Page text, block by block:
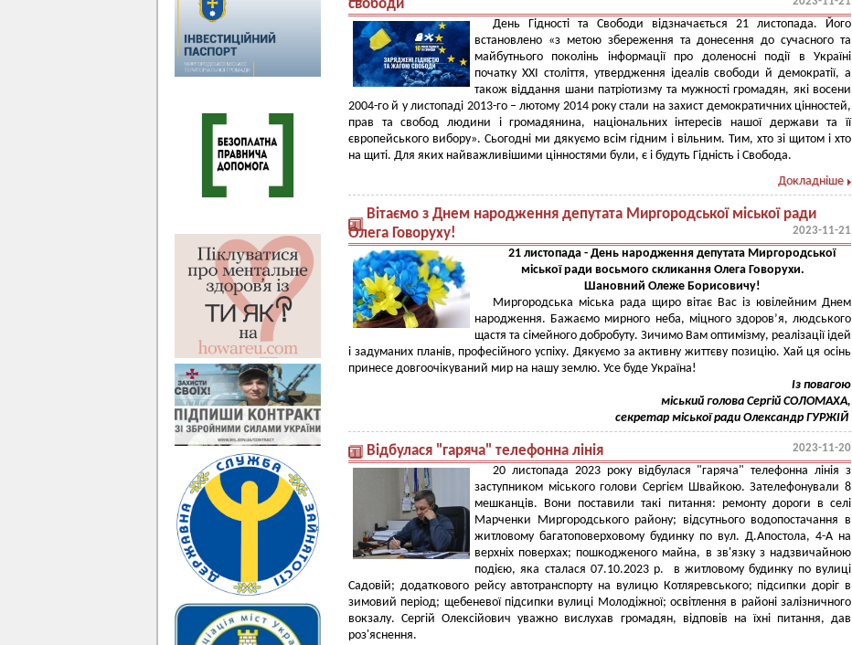
свободи
День Гідності та Свободи відзначається 21 листопада. Його
встановлено «з метою збереження та донесення до сучасного та
майбутнього поколінь інформації про доленосні події в Україні
початку ХХІ століття, утвердження ідеалів свободи й демократії, а
також віддання шани патріотизму та мужності громадян, які восени
2004-го й у листопаді 2013-го – лютому 2014 року стали на захист демократичних цінностей,
прав та свобод людини і громадянина, національних інтересів нашої держави та її
європейського вибору». Сьогодні ми дякуємо всім гідним і вільним. Тим, хто зі щитом і хто
на щиті. Для яких найважливішими цінностями були, є і будуть Гідність і Свобода.
Докладніше
Вітаємо з Днем народження депутата Миргородської міської ради
Олега Говоруху!
2023-11-21
21 листопада - День народження депутата Миргородської
міської ради восьмого скликання Олега Говорухи.
Шановний Олеже Борисовичу!
Миргородська міська рада щиро вітає Вас із ювілейним Днем
народження. Бажаємо мирного неба, міцного здоров’я, людського
щастя та сімейного добробуту. Зичимо Вам оптимізму, реалізації ідей
і задуманих планів, професійного успіху. Дякуємо за активну життєву позицію. Хай ця осінь
принесе довгоочікуваний мир на нашу землю. Усе буде Україна!
Із повагою
міський голова Сергій СОЛОМАХА,
секретар міської ради Олександр ГУРЖІЙ
Відбулася "гаряча" телефонна лінія 2023-11-20
20 листопада 2023 року відбулася "гаряча" телефонна лінія з
заступником міського голови Сергієм Швайкою. Зателефонували 8
мешканців. Вони поставили такі питання: ремонту дороги в селі
Марченки Миргородського району; відсутнього водопостачання в
житловому багатоповерховому будинку по вул. Д.Апостола, 4-А на
верхніх поверхах; пошкодженого майна, в зв'язку з надзвичайною
подією, яка сталася 07.10.2023 р. в житловому будинку по вулиці
Садовій; додаткового рейсу автотранспорту на вулицю Котляревського; підсипки доріг в
зимовий період; щебеневої підсипки вулиці Молодіжної; освітлення в районі залізничного
вокзалу. Сергій Олексійович уважно вислухав громадян, відповів на їхні питання, дав
роз'яснення.